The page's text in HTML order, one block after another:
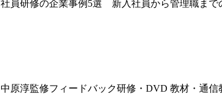
社員研修の企業事例5選 新入社員から管理職まで
中原淳監修フィードバック研修・DVD 教材・通信